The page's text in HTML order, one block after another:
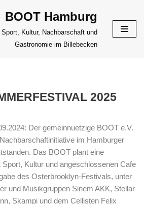
BOOT Hamburg
Sport, Kultur, Nachbarschaft und
Gastronomie im Billebecken
2025